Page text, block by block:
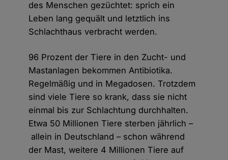
des Menschen gezüchtet: sprich ein
Leben lang gequält und letztlich ins
Schlachthaus verbracht werden.
96 Prozent der Tiere in den Zucht- und
Mastanlagen bekommen Antibiotika.
Regelmäßig und in Megadosen. Trotzdem
sind viele Tiere so krank, dass sie nicht
einmal bis zur Schlachtung durchhalten.
Etwa 50 Millionen Tiere sterben jährlich –
allein in Deutschland – schon während
der Mast, weitere 4 Millionen Tiere auf